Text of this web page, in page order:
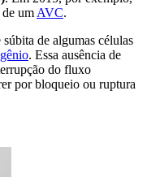
um AVC.
de algumas células
. Essa ausência de
do fluxo
por bloqueio ou ruptura